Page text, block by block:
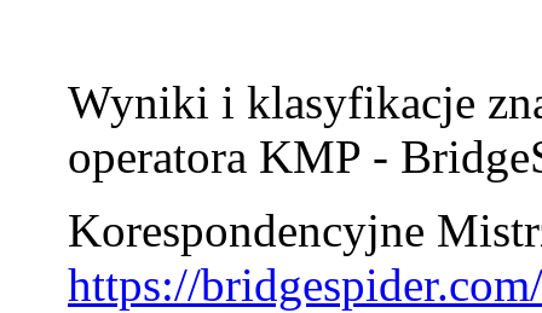
Wyniki i klasyfikacje
operatora KMP -
Korespondencyjne
https://